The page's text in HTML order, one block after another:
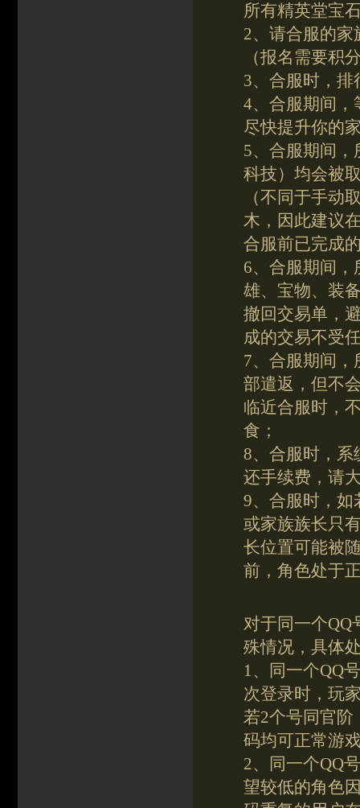
所有精英堂宝
2、请合服的
（报名需要积
3、合服时，
4、合服期间，
尽快提升你的
5、合服期间
科技）均会被
（不同于手动
木，因此建议
合服前已完成
6、合服期间
雄、宝物、装
撤回交易单，
成的交易不受
7、合服期间
部遣返，但不
临近合服时，
食；
8、合服时，系
还手续费，请
9、合服时，如
或家族族长只
长位置可能被
前，角色处于
对于同一个QQ
殊情况，具体
1、同一个QQ
次登录时，玩
若2个号同官阶
码均可正常游
2、同一个QQ
望较低的角色